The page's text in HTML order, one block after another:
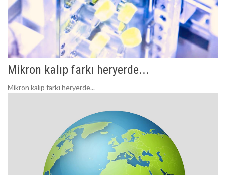
Mikron kalıp farkı heryerde...
Mikron kalıp farkı heryerde...